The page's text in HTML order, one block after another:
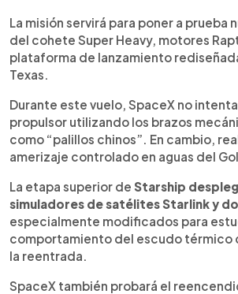
La misión servirá para poner a prueba
del cohete Super Heavy, motores
plataforma de lanzamiento
Texas.
Durante este vuelo, SpaceX no
propulsor utilizando los brazos
como “palillos chinos”. En cambio,
amerizaje controlado en aguas del
La etapa superior de Starship
simuladores de satélites Starlink y
especialmente modificados para
comportamiento del escudo térmico
la reentrada.
SpaceX también probará el